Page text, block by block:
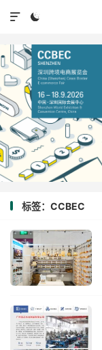


标签：CCBEC